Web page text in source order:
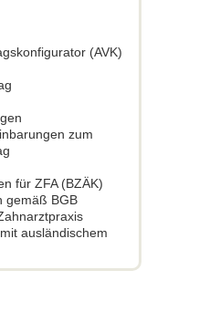
(AVK)
zum
für ZFA (BZÄK)
gemäß BGB
ausländischem